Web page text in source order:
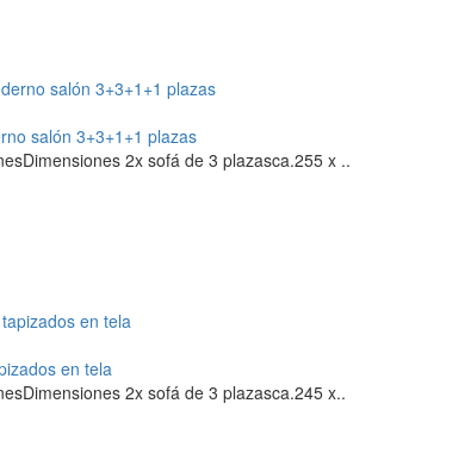
salón 3+3+1+1 plazas
2x sofá de 3 plazasca.255 x ..
en tela
2x sofá de 3 plazasca.245 x..